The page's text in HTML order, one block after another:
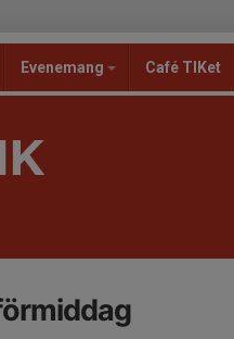
Evenemang Café TIKet